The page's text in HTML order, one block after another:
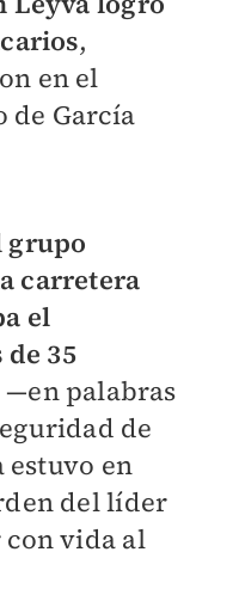
,
en el
de García
grupo
carretera
el
35
—en palabras
de
estuvo en
del líder
vida al